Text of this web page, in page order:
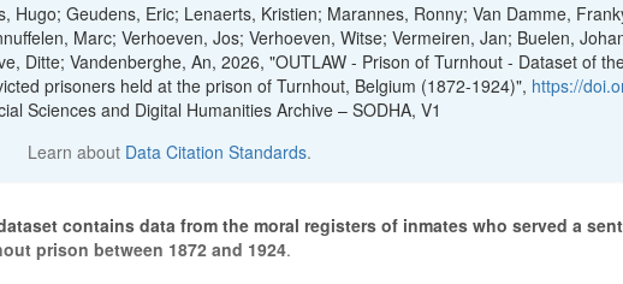
Hugo; Geudens, Eric; Lenaerts, Kristien; Marannes, Ronny; Van Damme,
Marc; Verhoeven, Jos; Verhoeven, Witse; Vermeiren, Jan; Buelen,
Ditte; Vandenberghe, An, 2026, "OUTLAW - Prison of Turnhout - Dataset of
prisoners held at the prison of Turnhout, Belgium (1872-1924)", https://
Sciences and Digital Humanities Archive – SODHA, V1
Learn about Data Citation Standards.
contains data from the moral registers of inmates who served a
prison between 1872 and 1924.